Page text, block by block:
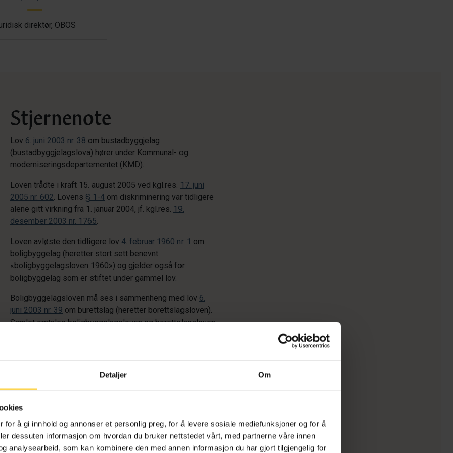
Detaljer Om
for å gi innhold og annonser et personlig preg, for å levere sosiale mediefunksjoner og for å
dessuten informasjon om hvordan du bruker nettstedet vårt, med partnerne våre innen
analysearbeid, som kan kombinere den med annen informasjon du har gjort tilgjengelig for
direktør, OBOS
Stjernenote
Lov 6. juni 2003 nr. 38 om bustadbyggjelag
(bustadbyggjelagslova) hører under Kommunal- og
moderniseringsdepartementet (KMD).
Loven trådte i kraft 15. august 2005 ved kgl.res. 17. juni
2005 nr. 602. Lovens § 1-4 om diskriminering var tidligere
alene gitt virkning fra 1. januar 2004, jf. kgl.res. 19.
desember 2003 nr. 1765.
Loven avløste den tidligere lov 4. februar 1960 nr. 1 om
boligbyggelag (heretter stort sett benevnt
«boligbyggelagsloven 1960») og gjelder også for
boligbyggelag som er stiftet under gammel lov.
Boligbyggelagsloven må ses i sammenheng med lov 6.
juni 2003 nr. 39 om burettslag (heretter borettslagsloven).
Samlet omtales boligbyggelagsloven og borettslagsloven
(Borettslovutvalget) og
2003) Om lov om bustadbyggjelag (bustadbyggjelagslova)
og lov om burettslag (burettslagslova)
Loven har gjennomgått noen – relativt sett – mindre
endringer, herunder